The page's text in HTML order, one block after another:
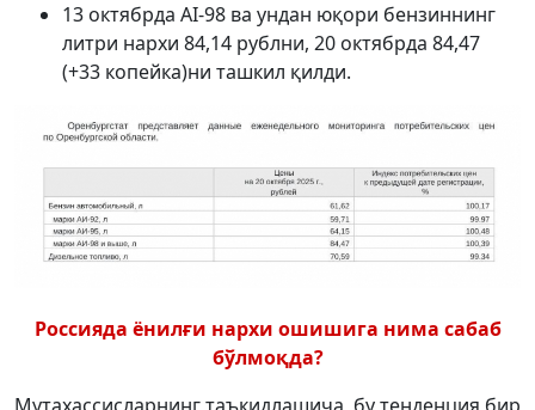
13 октябрда АI-98 ва ундан юқори бензиннинг
литри нархи 84,14 рублни, 20 октябрда 84,47
(+33 копейка)ни ташкил қилди.
Россияда ёнилғи нархи ошишига нима сабаб
бўлмоқда?